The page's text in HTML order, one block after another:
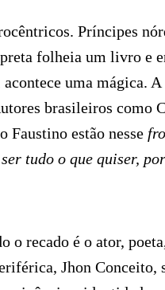
Príncipes
folheia um livro e
uma mágica.
brasileiros
Faustino estão nesse
tudo o que quiser,
o recado é o ator,
Jhon